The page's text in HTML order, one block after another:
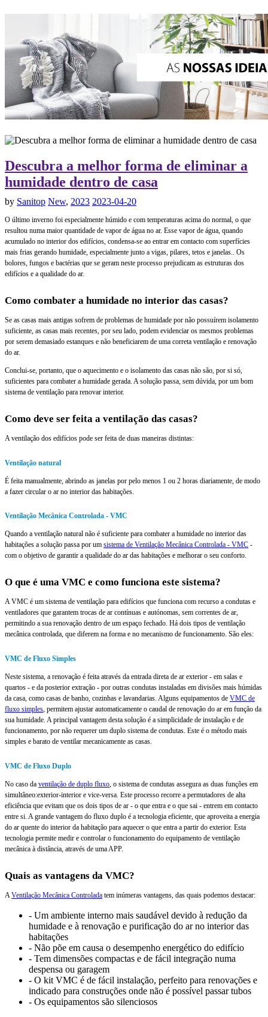
Descubra a melhor forma de eliminar a
humidade dentro de casa
by Sanitop New, 2023 2023-04-20
O último inverno foi especialmente húmido e com temperaturas acima do normal, o que
resultou numa maior quantidade de vapor de água no ar. Esse vapor de água, quando
acumulado no interior dos edifícios, condensa-se ao entrar em contacto com superfícies
mais frias gerando humidade, especialmente junto a vigas, pilares, tetos e janelas.. Os
bolores, fungos e bactérias que se geram neste processo prejudicam as estruturas dos
edifícios e a qualidade do ar.
Como combater a humidade no interior das casas?
Se as casas mais antigas sofrem de problemas de humidade por não possuírem isolamento
suficiente, as casas mais recentes, por seu lado, podem evidenciar os mesmos problemas
por serem demasiado estanques e não beneficiarem de uma correta ventilação e renovação
do ar.
Conclui-se, portanto, que o aquecimento e o isolamento das casas não são, por si só,
suficientes para combater a humidade gerada. A solução passa, sem dúvida, por um bom
sistema de ventilação para renovar interior.
Como deve ser feita a ventilação das casas?
A ventilação dos edifícios pode ser feita de duas maneiras distintas:
Ventilação natural
É feita manualmente, abrindo as janelas por pelo menos 1 ou 2 horas diariamente, de modo
a fazer circular o ar no interior das habitações.
Ventilação Mecânica Controlada - VMC
Quando a ventilação natural não é suficiente para combater a humidade no interior das
habitações a solução passa por um sistema de Ventilação Mecânica Controlada - VMC -
com o objetivo de garantir a qualidade do ar das habitações e melhorar o seu conforto.
O que é uma VMC e como funciona este sistema?
A VMC é um sistema de ventilação para edifícios que funciona com recurso a condutas e
ventiladores que garantem trocas de ar contínuas e autónomas, sem correntes de ar,
permitindo a sua renovação dentro de um espaço fechado. Há dois tipos de ventilação
mecânica controlada, que diferem na forma e no mecanismo de funcionamento. São eles:
VMC de Fluxo Simples
Neste sistema, a renovação é feita através da entrada direta de ar exterior - em salas e
quartos - e da posterior extração - por outras condutas instaladas em divisões mais húmidas
da casa, como casas de banho, cozinhas e lavandarias. Alguns equipamentos de VMC de
fluxo simples, permitem ajustar automaticamente o caudal de renovação do ar em função da
sua humidade. A principal vantagem desta solução é a simplicidade de instalação e de
funcionamento, por não requerer um duplo sistema de condutas. Este é o método mais
simples e barato de ventilar mecanicamente as casas.
VMC de Fluxo Duplo
No caso da ventilação de duplo fluxo , o sistema de condutas assegura as duas funções em
simultâneo:exterior-interior e vice-versa. Este processo recorre a permutadores de alta
eficiência que evitam que os dois tipos de ar - o que entra e o que sai - entrem em contacto
entre si. A grande vantagem do fluxo duplo é a tecnologia eficiente, que aproveita a energia
do ar quente do interior da habitação para aquecer o que entra a partir do exterior. Esta
tecnologia permite medir e controlar o funcionamento do equipamento de ventilação
mecânica à distância, através de uma APP.
Quais as vantagens da VMC?
A Ventilação Mecânica Controlada tem inúmeras vantagens, das quais podemos destacar:
- Um ambiente interno mais saudável devido à redução da
humidade e à renovação e purificação do ar no interior das
habitações
- Não põe em causa o desempenho energético do edifício
- Tem dimensões compactas e de fácil integração numa
despensa ou garagem
- O kit VMC é de fácil instalação, perfeito para renovações e
indicado para construções onde não é possível passar tubos
- Os equipamentos são silenciosos